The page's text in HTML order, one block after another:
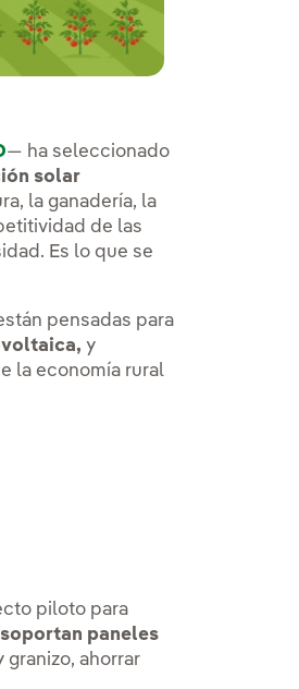
— ha seleccionado
solar
la ganadería, la
de las
Es lo que se
pensadas para
y
la economía rural
piloto para
paneles
ahorrar